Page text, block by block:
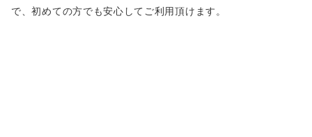
で、初めての方でも安心してご利用頂けます。